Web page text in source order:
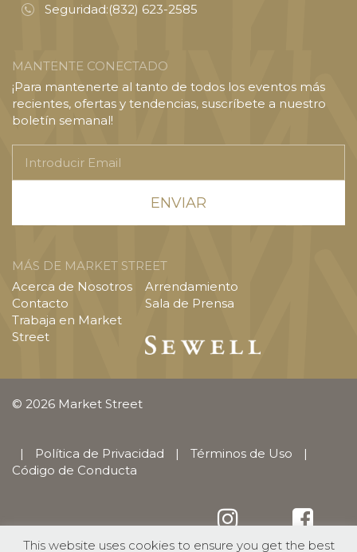
Seguridad:(832) 623-2585
MANTENTE CONECTADO
¡Para mantenerte al tanto de todos los eventos más
recientes, ofertas y tendencias, suscríbete a nuestro
boletín semanal!
Email
MÁS DE MARKET STREET
Acerca de Nosotros
Contacto
Trabaja en Market
Street
Arrendamiento
Sala de Prensa
© 2026 Market Street
| Política de Privacidad | Términos de Uso
|
Código de Conducta
This website uses cookies to ensure you get the best